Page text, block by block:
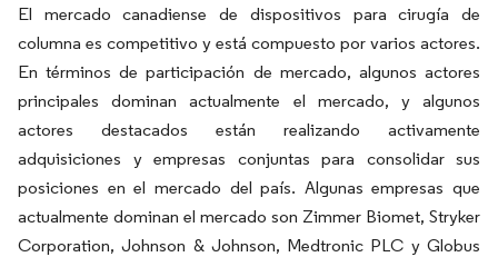
El mercado canadiense de dispositivos para cirugía de
columna es competitivo y está compuesto por varios actores.
En términos de participación de mercado, algunos actores
principales dominan actualmente el mercado, y algunos
actores destacados están realizando activamente
adquisiciones y empresas conjuntas para consolidar sus
posiciones en el mercado del país. Algunas empresas que
actualmente dominan el mercado son Zimmer Biomet, Stryker
Corporation, Johnson & Johnson, Medtronic PLC y Globus